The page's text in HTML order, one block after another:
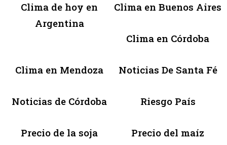
Clima de hoy en
Argentina
Clima en Buenos Aires
Clima en Córdoba
Clima en Mendoza Noticias De Santa Fé
Noticias de Córdoba Riesgo País
Precio de la soja Precio del maíz